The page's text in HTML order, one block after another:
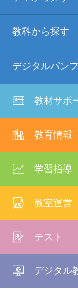
教科から探す
デジタルパン
教材サポ
教育情報
学習指導
教室運営
テスト
デジタル